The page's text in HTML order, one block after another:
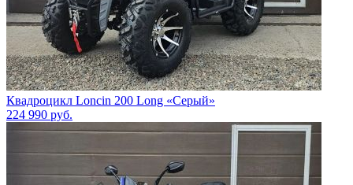
Квадроцикл Loncin 200 Long «Серый»
224 990 руб.